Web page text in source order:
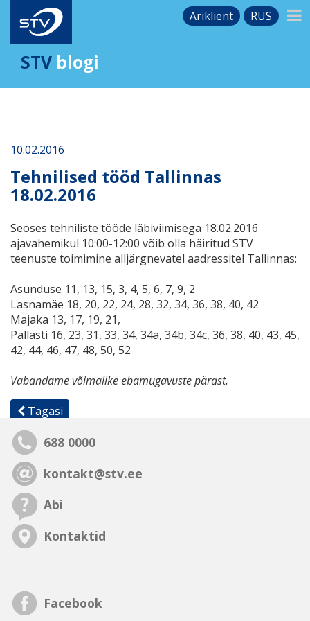
Äriklient RUS
STV blogi
10.02.2016
Tehnilised tööd Tallinnas
18.02.2016
Seoses tehniliste tööde läbiviimisega 18.02.2016
ajavahemikul 10:00-12:00 võib olla häiritud STV
teenuste toimimine alljärgnevatel aadressitel Tallinnas:
Asunduse 11, 13, 15, 3, 4, 5, 6, 7, 9, 2
Lasnamäe 18, 20, 22, 24, 28, 32, 34, 36, 38, 40, 42
Majaka 13, 17, 19, 21,
Pallasti 16, 23, 31, 33, 34, 34a, 34b, 34c, 36, 38, 40, 43, 45,
42, 44, 46, 47, 48, 50, 52
Vabandame võimalike ebamugavuste pärast.
Tagasi
688 0000
kontakt@stv.ee
Abi
Kontaktid
Facebook